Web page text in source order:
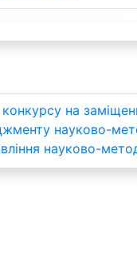
на
науково-
науково-